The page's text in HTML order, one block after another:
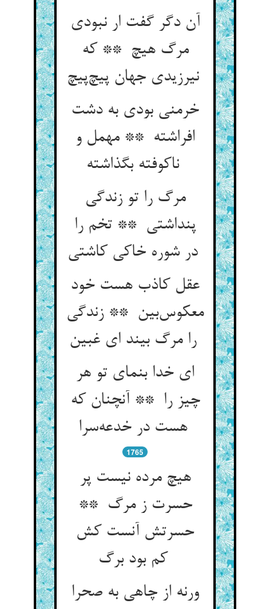
آن دگر گفت ار نبودی
مرگ هیچ ** که
نیرزیدی جهان پیچ‌پیچ
خرمنی بودی به دشت
افراشته ** مهمل و
ناکوفته بگذاشته
مرگ را تو زندگی
پنداشتی ** تخم را
در شوره خاکی کاشتی
عقل کاذب هست خود
معکوس‌بین ** زندگی
را مرگ بیند ای غبین
ای خدا بنمای تو هر
چیز را ** آنچنان که
هست در خدعه‌سرا
1765
هیچ مرده نیست پر
حسرت ز مرگ **
حسرتش آنست کش
کم بود برگ
ورنه از چاهی به صحرا